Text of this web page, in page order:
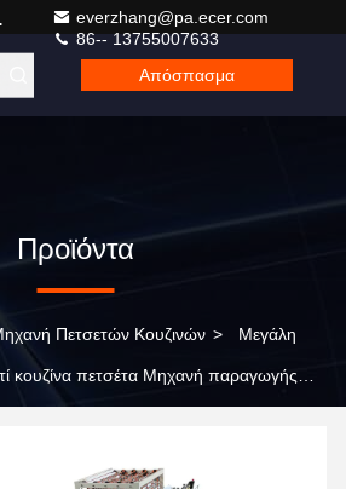
Ltd.
everzhang@pa.ecer.com
86-- 13755007633
Απόσπασμα
Προϊόντα
Πετσετών Κουζινών > Μεγάλη
κουζίνα πετσέτα Μηχανή παραγωγής